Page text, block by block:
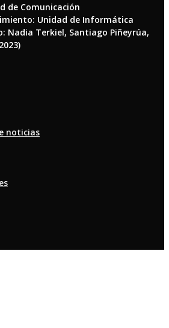
de Comunicación
Unidad de Informática
Nadia Terkiel, Santiago Piñeyrúa,
noticias